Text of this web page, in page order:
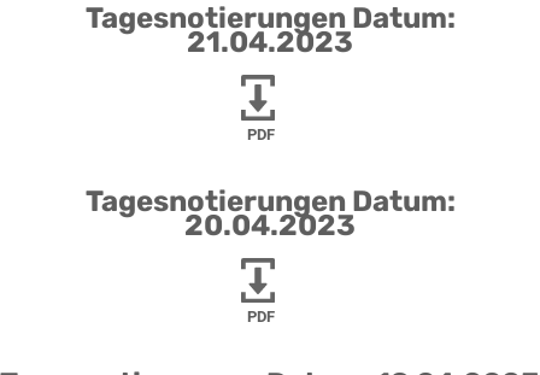
Tagesnotierungen Datum:
21.04.2023
PDF
Tagesnotierungen Datum:
20.04.2023
PDF